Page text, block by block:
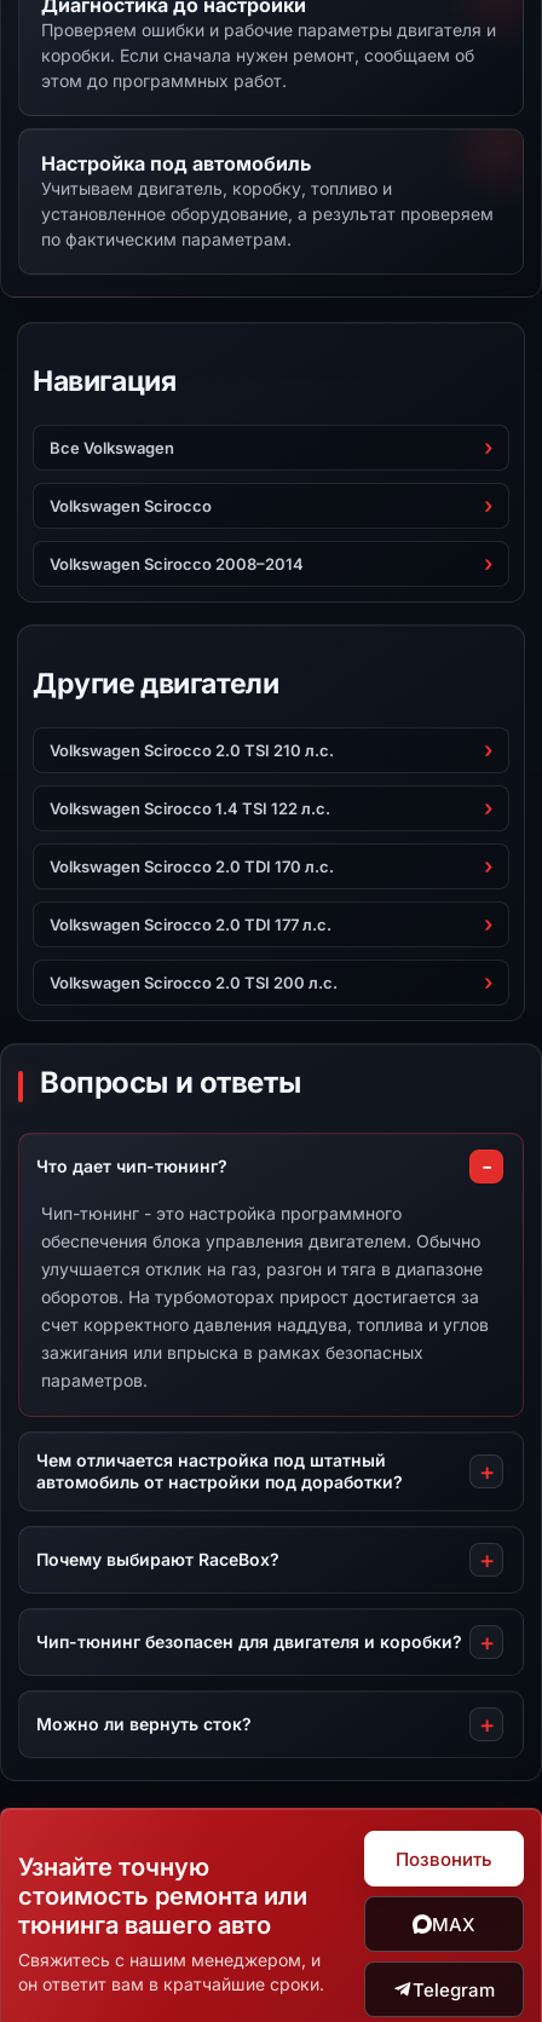
Диагностика до настройки
Проверяем ошибки и рабочие параметры двигателя и
коробки. Если сначала нужен ремонт, сообщаем об
этом до программных работ.
Настройка под автомобиль
Учитываем двигатель, коробку, топливо и
установленное оборудование, а результат проверяем
по фактическим параметрам.
Навигация
Все Volkswagen
Volkswagen Scirocco
Volkswagen Scirocco 2008–2014
Другие двигатели
Volkswagen Scirocco 2.0 TSI 210 л.с.
Volkswagen Scirocco 1.4 TSI 122 л.с.
Volkswagen Scirocco 2.0 TDI 170 л.с.
Volkswagen Scirocco 2.0 TDI 177 л.с.
Volkswagen Scirocco 2.0 TSI 200 л.с.
Вопросы и ответы
Что дает чип-тюнинг?
Чип-тюнинг - это настройка программного
обеспечения блока управления двигателем. Обычно
улучшается отклик на газ, разгон и тяга в диапазоне
оборотов. На турбомоторах прирост достигается за
счет корректного давления наддува, топлива и углов
зажигания или впрыска в рамках безопасных
параметров.
Чем отличается настройка под штатный
автомобиль от настройки под доработки?
Почему выбирают RaceBox?
Чип-тюнинг безопасен для двигателя и коробки?
Можно ли вернуть сток?
Узнайте точную
стоимость ремонта или
тюнинга вашего авто
Свяжитесь с нашим менеджером, и
он ответит вам в кратчайшие сроки.
Позвонить
MAX
Telegram